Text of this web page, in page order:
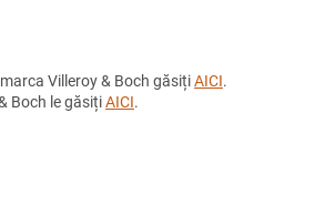
Villeroy & Boch găsițiAICI.
Boch le găsițiAICI.